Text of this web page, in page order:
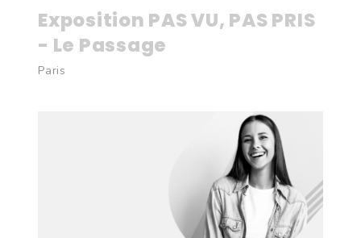
Exposition PAS VU, PAS PRIS
- Le Passage
Paris